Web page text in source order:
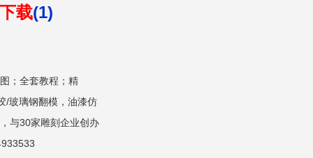
载(1)
；全套教程；精
/玻璃钢翻模，油漆仿
与30家雕刻企业创办